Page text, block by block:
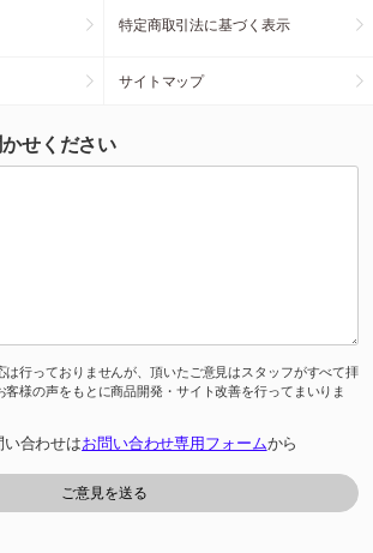
特定商取引法に基づく表示
サイトマップ
せください
は行っておりませんが、頂いたご意見はスタッフがすべて拝
客様の声をもとに商品開発・サイト改善を行ってまいりま
い合わせはお問い合わせ専用フォームから